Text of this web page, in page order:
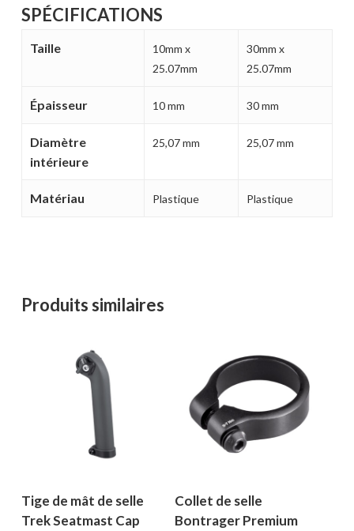
Votre panier est vide.
MAGASINER EN LIGNE
SPÉCIFICATIONS
Taille
10mm x
25.07mm
30mm x
25.07mm
Épaisseur 10 mm 30 mm
Diamètre
intérieure
25,07 mm 25,07 mm
Matériau Plastique Plastique
Produits similaires
Tige de mât de selle
Trek Seatmast Cap
Collet de selle
Bontrager Premium